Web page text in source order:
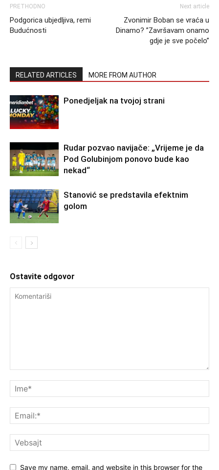
PRETHODNO
Podgorica ubjedljiva, remi
Budućnosti
Next article
Zvonimir Boban se vraća u
Dinamo? ”Završavam onamo
gdje je sve počelo”
RELATED ARTICLES MORE FROM AUTHOR
Ponedjeljak na tvojoj strani
Rudar pozvao navijače: „Vrijeme je da
Pod Golubinjom ponovo bude kao
nekad“
Stanović se predstavila efektnim
golom
Ostavite odgovor
Save my name, email, and website in this browser for the